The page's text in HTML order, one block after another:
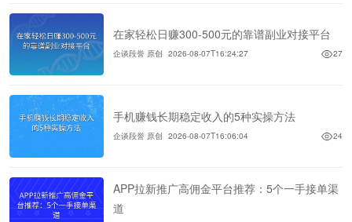
在家轻松日赚300-500元的靠谱副业对接平台
企谈段誉 原创 2026-08-07T16:24:27 27
手机赚钱长期稳定收入的5种实操方法
企谈段誉 原创 2026-08-07T16:06:04 24
APP拉新推广高佣金平台推荐：5个一手接单渠
道